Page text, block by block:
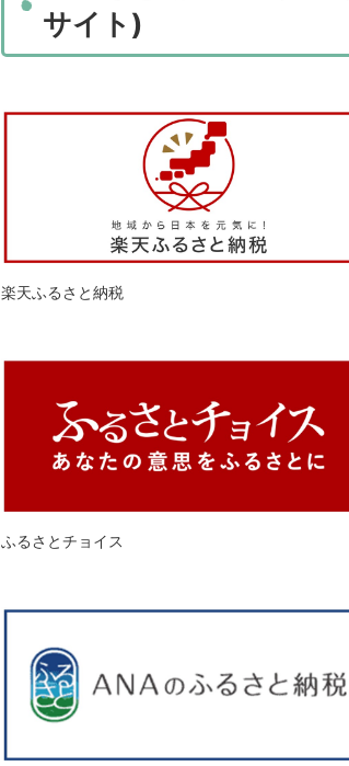
サイト)
楽天ふるさと納税
ふるさとチョイス